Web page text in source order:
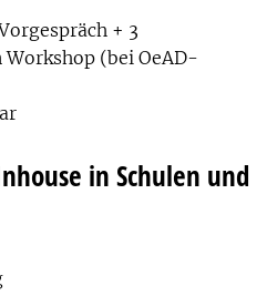
+ 3
(bei OeAD-
in Schulen und